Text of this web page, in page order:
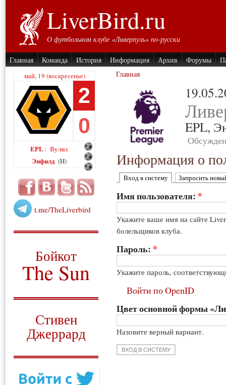
LiverBird.ru
О футбольном клубе «Ливерпуль» по-русски
Главная Команда История Информация Архив Форумы
май, 19 (воскресенье)
2
0
EPL : Вулвз
Энфилд (H)
t.me/TheLiverbird
Бойкот
The Sun
Стивен
Джеррард
Главная
EPL,
Информация о
Вход в систему Запросить
Имя пользователя: *
Укажите ваше имя на сайте
болельщиков клуба.
Пароль: *
Укажите пароль,
Войти по OpenID
Цвет основной формы
Назовите верный вариант.